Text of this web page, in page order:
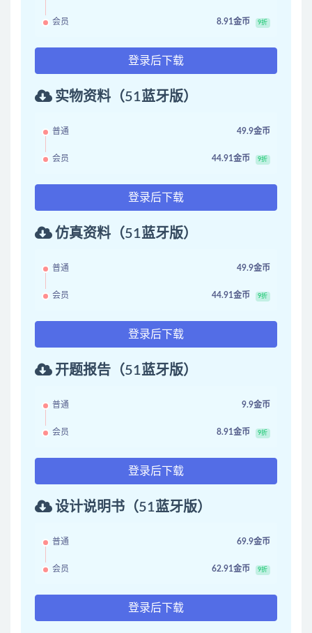
会员 8.91金币 9折
登录后下载
实物资料（51蓝牙版）
普通 49.9金币
会员 44.91金币 9折
登录后下载
仿真资料（51蓝牙版）
普通 49.9金币
会员 44.91金币 9折
登录后下载
开题报告（51蓝牙版）
普通 9.9金币
会员 8.91金币 9折
登录后下载
设计说明书（51蓝牙版）
普通 69.9金币
会员 62.91金币 9折
登录后下载